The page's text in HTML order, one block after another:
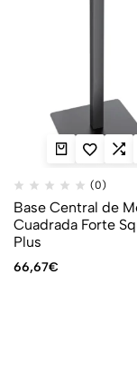
(0)
Base Central de
Cuadrada Forte
Plus
66,67€